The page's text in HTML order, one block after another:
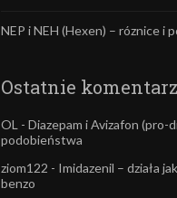
NEP i NEH (Hexen) – róznice i
Ostatnie
OL - Diazepam i Avizafon (pro-
podobieństwa
ziom122 - Imidazenil – działa
benzo